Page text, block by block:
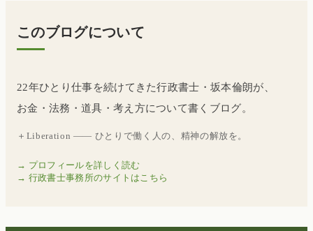
このブログについて
22年ひとり仕事を続けてきた行政書士・坂本倫朗が、
お金・法務・道具・考え方について書くブログ。
＋Liberation —— ひとりで働く人の、精神の解放を。
→ プロフィールを詳しく読む
→ 行政書士事務所のサイトはこちら